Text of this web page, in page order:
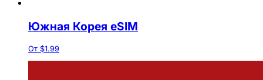
Южная Корея eSIM
От $1.99